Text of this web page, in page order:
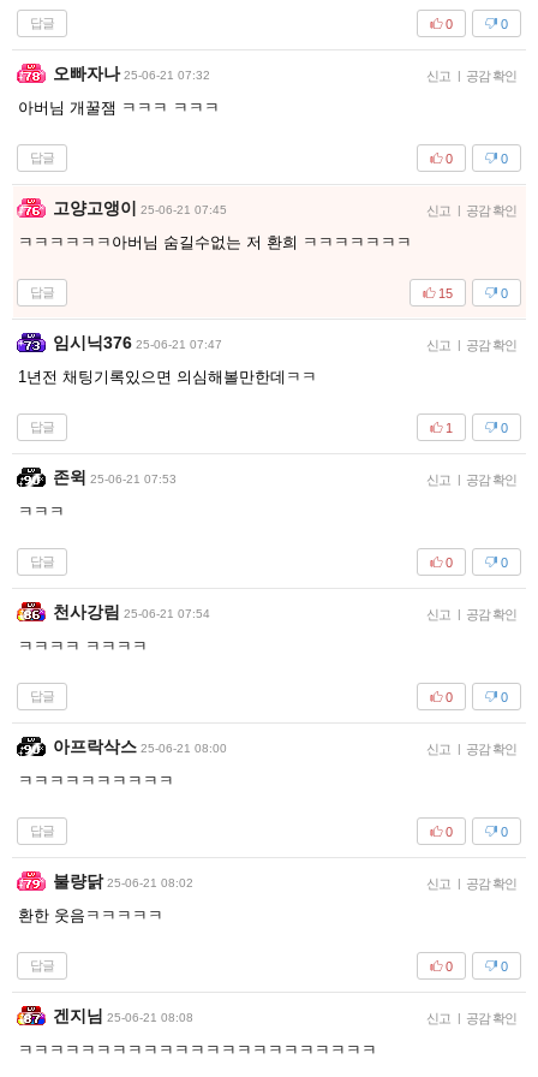
답글 0
0
오빠자나 25-06-21 07:32 신고 | 공감 확인
아버님 개꿀잼 ㅋㅋㅋ ㅋㅋㅋ
답글 0
0
고양고앵이 25-06-21 07:45 신고 | 공감 확인
ㅋㅋㅋㅋㅋㅋ아버님 숨길수없는 저 환희 ㅋㅋㅋㅋㅋㅋㅋ
답글 0
15
임시닉376 25-06-21 07:47 신고 | 공감 확인
1년전 채팅기록있으면 의심해볼만한데ㅋㅋ
답글 0
1
존윅 25-06-21 07:53 신고 | 공감 확인
ㅋㅋㅋ
답글 0
0
천사강림 25-06-21 07:54 신고 | 공감 확인
ㅋㅋㅋㅋ ㅋㅋㅋㅋ
답글 0
0
아프락삭스 25-06-21 08:00 신고 | 공감 확인
ㅋㅋㅋㅋㅋㅋㅋㅋㅋㅋ
답글 0
0
불량닭 25-06-21 08:02 신고 | 공감 확인
환한 웃음ㅋㅋㅋㅋㅋ
답글 0
0
겐지님 25-06-21 08:08 신고 | 공감 확인
ㅋㅋㅋㅋㅋㅋㅋㅋㅋㅋㅋㅋㅋㅋㅋㅋㅋㅋㅋㅋㅋㅋㅋ